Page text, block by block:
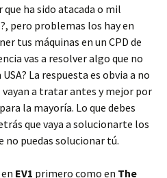
ha sido atacada o mil
?, pero problemas los hay en
tus máquinas en un CPD de
vas a resolver algo que no
La respuesta es obvia a no
a tratar antes y mejor por
la mayoría. Lo que debes
que vaya a solucionarte los
no puedas solucionar tú.
EV1 primero como en The